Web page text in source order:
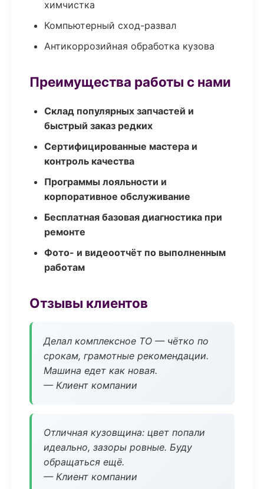
химчистка
Компьютерный сход-развал
Антикоррозийная обработка кузова
Преимущества работы с нами
Склад популярных запчастей и
быстрый заказ редких
Сертифицированные мастера и
контроль качества
Программы лояльности и
корпоративное обслуживание
Бесплатная базовая диагностика при
ремонте
Фото- и видеоотчёт по выполненным
работам
Отзывы клиентов
Делал комплексное ТО — чётко по
срокам, грамотные рекомендации.
Машина едет как новая.
— Клиент компании
Отличная кузовщина: цвет попали
идеально, зазоры ровные. Буду
обращаться ещё.
— Клиент компании